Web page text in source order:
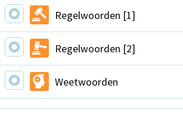
Regelwoorden [1]
Regelwoorden [2]
Weetwoorden